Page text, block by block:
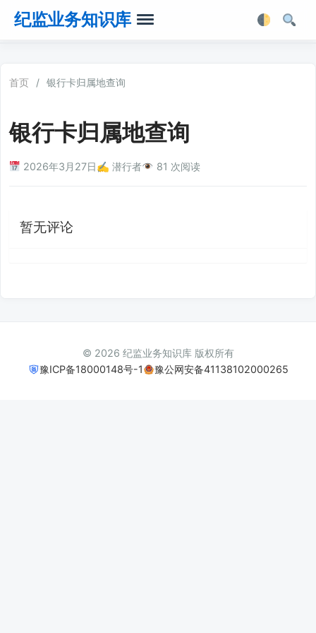
纪监业务知识库
法律法规
首页 / 银行卡归属地查询
银行卡归属地查询
2026年3月27日✍️ 潜行者 81 次阅读
暂无评论
© 2026 纪监业务知识库 版权所有
豫ICP备18000148号-1
豫公网安备41138102000265